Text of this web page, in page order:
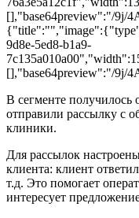
[],"base64preview":"/
9d8e-5ed8-b1a9-
[],"base64preview":"/
В сегменте получилось
отправили рассылку с
клиники.
Для рассылок
клиента: клиент
т.д. Это помогает
интересует